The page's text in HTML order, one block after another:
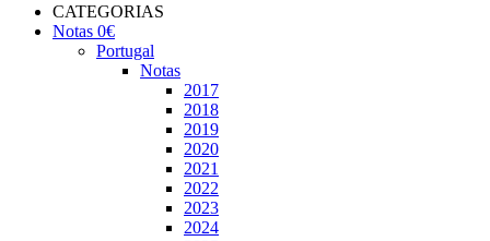
CATEGORIAS
Notas 0€
Portugal
Notas
2017
2018
2019
2020
2021
2022
2023
2024